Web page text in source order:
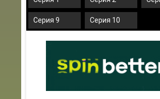
Серия 9 Серия 10